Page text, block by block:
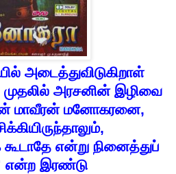
அடைத்துவிடுகிறாள்
முதலில் அரசனின் இழிவை
மாவீரன் மனோகரனை,
,
கூடாதே என்று நினைத்துப்
என்ற இரண்டு